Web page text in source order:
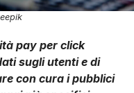
pay per click
sugli utenti e di
con cura i pubblici